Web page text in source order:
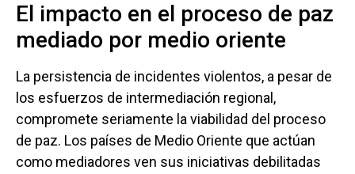
El impacto en el proceso de paz
mediado por medio oriente
La persistencia de incidentes violentos, a pesar de
los esfuerzos de intermediación regional,
compromete seriamente la viabilidad del proceso
de paz. Los países de Medio Oriente que actúan
como mediadores ven sus iniciativas debilitadas